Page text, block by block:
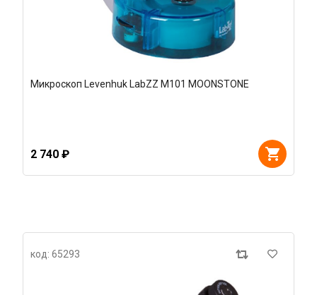
Микроскоп Levenhuk LabZZ M101 MOONSTONE
2 740 ₽
код: 65293